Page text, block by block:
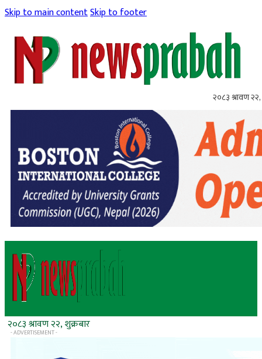
Skip to main contentSkip to footer
२०८३ श्रावण २२,
२०८३ श्रावण २२, शुक्रबार
- ADVERTISEMENT -